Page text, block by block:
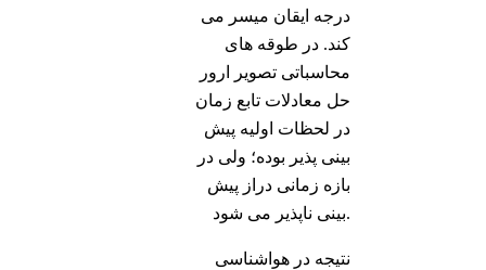
درجه ایقان میسر می
کند. در طوقه های
محاسباتی تصویر ارور
حل معادلات تابع زمان
در لحظات اولیه پیش
بینی پذیر بوده؛ ولی در
بازه زمانی دراز پیش
بینی ناپذیر می شود.
نتیجه در هواشناسی